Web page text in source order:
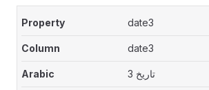
date3
date3
تاريخ 3